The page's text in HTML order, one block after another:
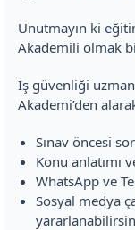
Unutmayın ki
Akademili olmak
İş güvenliği
Akademi’den
Sınav öncesi
Konu anlatımı
WhatsApp ve
Sosyal medya